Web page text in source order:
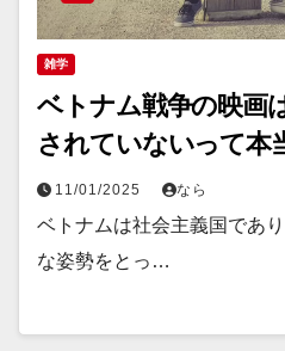
雑学
ベトナム戦争の映画
されていないって本
11/01/2025 なら
ベトナムは社会主義国であ
な姿勢をとっ…